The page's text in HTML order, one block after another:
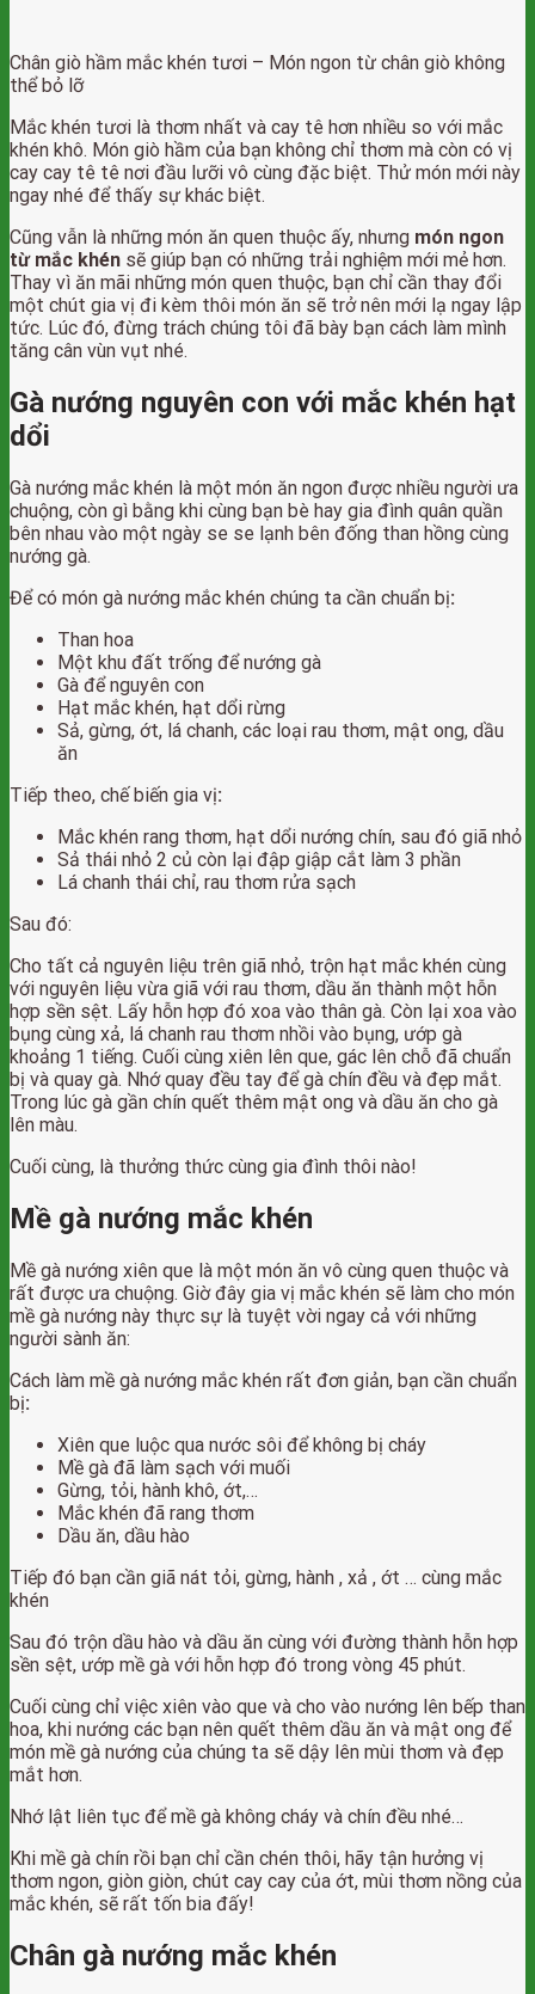
Chân giò hầm mắc khén tươi – Món ngon từ chân giò không
thể bỏ lỡ
Mắc khén tươi là thơm nhất và cay tê hơn nhiều so với mắc
khén khô. Món giò hầm của bạn không chỉ thơm mà còn có vị
cay cay tê tê nơi đầu lưỡi vô cùng đặc biệt. Thử món mới này
ngay nhé để thấy sự khác biệt.
Cũng vẫn là những món ăn quen thuộc ấy, nhưng món ngon
từ mắc khén sẽ giúp bạn có những trải nghiệm mới mẻ hơn.
Thay vì ăn mãi những món quen thuộc, bạn chỉ cần thay đổi
một chút gia vị đi kèm thôi món ăn sẽ trở nên mới lạ ngay lập
tức. Lúc đó, đừng trách chúng tôi đã bày bạn cách làm mình
tăng cân vùn vụt nhé.
Gà nướng nguyên con với mắc khén hạt
dổi
Gà nướng mắc khén là một món ăn ngon được nhiều người ưa
chuộng, còn gì bằng khi cùng bạn bè hay gia đình quân quần
bên nhau vào một ngày se se lạnh bên đống than hồng cùng
nướng gà.
Để có món gà nướng mắc khén chúng ta cần chuẩn bị:
Than hoa
Một khu đất trống để nướng gà
Gà để nguyên con
Hạt mắc khén, hạt dổi rừng
Sả, gừng, ớt, lá chanh, các loại rau thơm, mật ong, dầu
ăn
Tiếp theo, chế biến gia vị:
Mắc khén rang thơm, hạt dổi nướng chín, sau đó giã nhỏ
Sả thái nhỏ 2 củ còn lại đập giập cắt làm 3 phần
Lá chanh thái chỉ, rau thơm rửa sạch
Sau đó:
Cho tất cả nguyên liệu trên giã nhỏ, trộn hạt mắc khén cùng
với nguyên liệu vừa giã với rau thơm, dầu ăn thành một hỗn
hợp sền sệt. Lấy hỗn hợp đó xoa vào thân gà. Còn lại xoa vào
bụng cùng xả, lá chanh rau thơm nhồi vào bụng, ướp gà
khoảng 1 tiếng. Cuối cùng xiên lên que, gác lên chỗ đã chuẩn
bị và quay gà. Nhớ quay đều tay để gà chín đều và đẹp mắt.
Trong lúc gà gần chín quết thêm mật ong và dầu ăn cho gà
lên màu.
Cuối cùng, là thưởng thức cùng gia đình thôi nào!
Mề gà nướng mắc khén
Mề gà nướng xiên que là một món ăn vô cùng quen thuộc và
rất được ưa chuộng. Giờ đây gia vị mắc khén sẽ làm cho món
mề gà nướng này thực sự là tuyệt vời ngay cả với những
người sành ăn:
Cách làm mề gà nướng mắc khén rất đơn giản, bạn cần chuẩn
bị:
Xiên que luộc qua nước sôi để không bị cháy
Mề gà đã làm sạch với muối
Gừng, tỏi, hành khô, ớt,…
Mắc khén đã rang thơm
Dầu ăn, dầu hào
Tiếp đó bạn cần giã nát tỏi, gừng, hành , xả , ớt … cùng mắc
khén
Sau đó trộn dầu hào và dầu ăn cùng với đường thành hỗn hợp
sền sệt, ướp mề gà với hỗn hợp đó trong vòng 45 phút.
Cuối cùng chỉ việc xiên vào que và cho vào nướng lên bếp than
hoa, khi nướng các bạn nên quết thêm dầu ăn và mật ong để
món mề gà nướng của chúng ta sẽ dậy lên mùi thơm và đẹp
mắt hơn.
Nhớ lật liên tục để mề gà không cháy và chín đều nhé…
Khi mề gà chín rồi bạn chỉ cần chén thôi, hãy tận hưởng vị
thơm ngon, giòn giòn, chút cay cay của ớt, mùi thơm nồng của
mắc khén, sẽ rất tốn bia đấy!
Chân gà nướng mắc khén